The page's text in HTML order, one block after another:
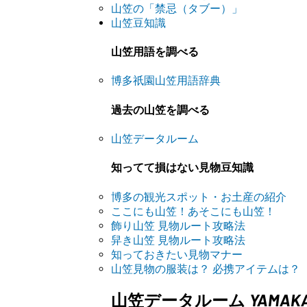
山笠の「禁忌（タブー）」
山笠豆知識
山笠用語を調べる
博多祇園山笠用語辞典
過去の山笠を調べる
山笠データルーム
知ってて損はない見物豆知識
博多の観光スポット・お土産の紹介
ここにも山笠！あそこにも山笠！
飾り山笠 見物ルート攻略法
舁き山笠 見物ルート攻略法
知っておきたい見物マナー
山笠見物の服装は？ 必携アイテムは？
山笠データルーム